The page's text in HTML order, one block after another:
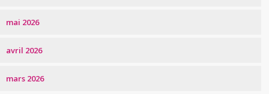
mai 2026
avril 2026
mars 2026